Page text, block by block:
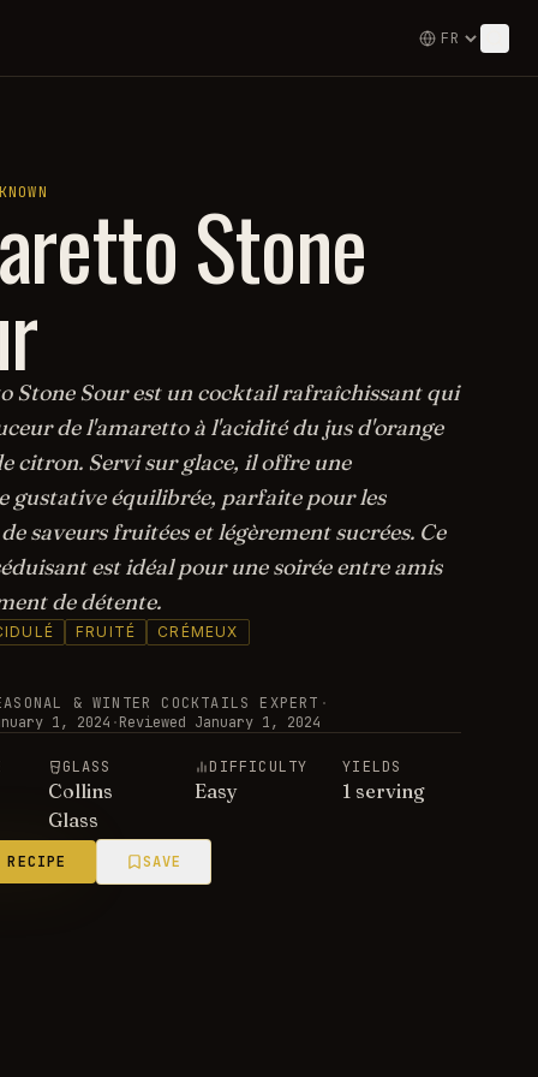
Stone
Stone Sour est un cocktail rafraîchissant qui
de l'amaretto à l'acidité du jus d'orange
citron. Servi sur glace, il offre une
gustative équilibrée, parfaite pour les
saveurs fruitées et légèrement sucrées. Ce
est idéal pour une soirée entre amis
de détente.
FRUITÉ CRÉMEUX
& WINTER COCKTAILS EXPERT ·
1, 2024 ·Reviewed January 1, 2024
GLASS
Collins
Glass
DIFFICULTY
Easy
YIELDS
1 serving
SAVE